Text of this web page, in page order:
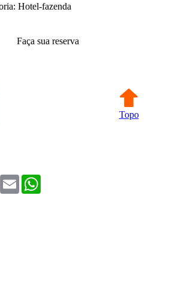
Hotel-fazenda
Faça sua reserva
Topo
TwitterEmail